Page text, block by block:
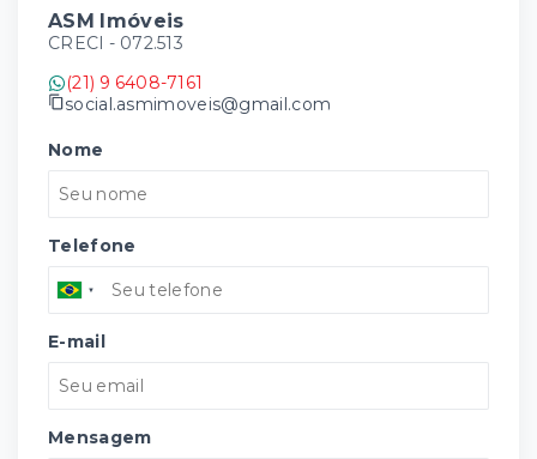
ASM Imóveis
CRECI - 072.513
(21) 9 6408-7161
social.asmimoveis@gmail.com
Nome
Telefone
E-mail
Mensagem